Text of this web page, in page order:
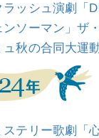
ラッシュ演劇「
ンソーマン」ザ
ュ秋の合同大運
ステリー歌劇「